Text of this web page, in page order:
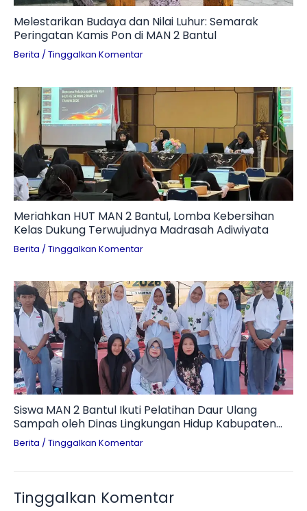
Melestarikan Budaya dan Nilai Luhur: Semarak
Peringatan Kamis Pon di MAN 2 Bantul
Berita / Tinggalkan Komentar
Meriahkan HUT MAN 2 Bantul, Lomba Kebersihan
Kelas Dukung Terwujudnya Madrasah Adiwiyata
Berita / Tinggalkan Komentar
Siswa MAN 2 Bantul Ikuti Pelatihan Daur Ulang
Sampah oleh Dinas Lingkungan Hidup Kabupaten
Bantul
Berita / Tinggalkan Komentar
Tinggalkan Komentar